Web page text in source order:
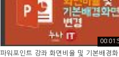
파워포인트 강좌 화면비율 및 기본배경